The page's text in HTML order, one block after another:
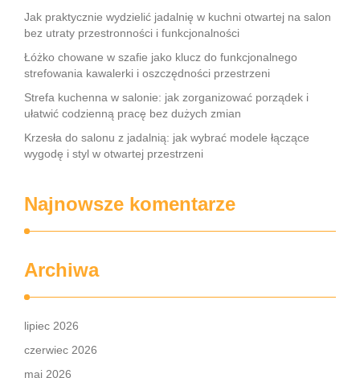
Jak praktycznie wydzielić jadalnię w kuchni otwartej na salon
bez utraty przestronności i funkcjonalności
Łóżko chowane w szafie jako klucz do funkcjonalnego
strefowania kawalerki i oszczędności przestrzeni
Strefa kuchenna w salonie: jak zorganizować porządek i
ułatwić codzienną pracę bez dużych zmian
Krzesła do salonu z jadalnią: jak wybrać modele łączące
wygodę i styl w otwartej przestrzeni
Najnowsze komentarze
Archiwa
lipiec 2026
czerwiec 2026
maj 2026